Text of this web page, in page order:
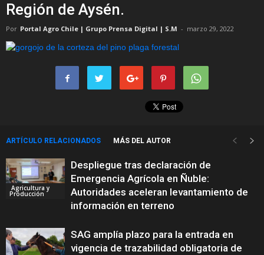
Región de Aysén.
Por Portal Agro Chile | Grupo Prensa Digital | S.M - marzo 29, 2022
ARTÍCULO RELACIONADOS MÁS DEL AUTOR
Agricultura y
Producción
Despliegue tras declaración de
Emergencia Agrícola en Ñuble:
Autoridades aceleran levantamiento de
información en terreno
SAG amplía plazo para la entrada en
vigencia de trazabilidad obligatoria de